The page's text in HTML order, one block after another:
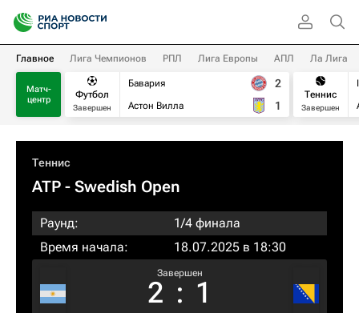
Главное Лига Чемпионов РПЛ Лига Европы АПЛ Ла Лига
Матч-
центр
Футбол
Завершен
Бавария
Астон Вилла
2
1
Теннис
Завершен
Теннис
ATP - Swedish Open
Раунд:
1/4 финала
Время начала:
18.07.2025 в 18:30
Завершен
2 : 1